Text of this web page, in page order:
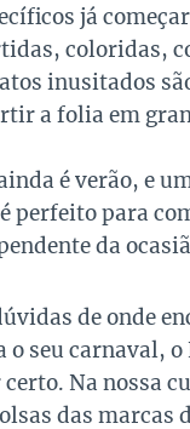
já
coloridas,
inusitados
a folia em
é verão, e
perfeito para
da
de onde
seu carnaval, o
Na nossa
das marcas